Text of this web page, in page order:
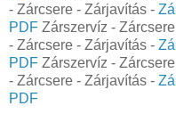
- Zárcsere - Zárjavítás -
PDF Zárszervíz -
- Zárcsere - Zárjavítás -
PDF Zárszervíz -
- Zárcsere - Zárjavítás -
PDF